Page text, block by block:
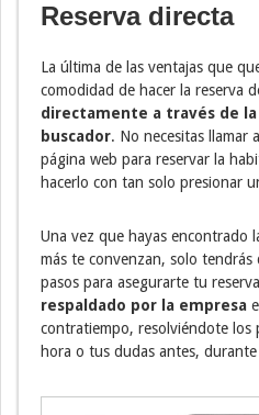
Reserva directa
La última de las ventajas que
comodidad de hacer la reserva
directamente a través de
buscador. No necesitas llamar
página web para reservar la
hacerlo con tan solo presionar
Una vez que hayas encontrado
más te convenzan, solo tendrás
pasos para asegurarte tu
respaldado por la empresa
contratiempo, resolviéndote los
hora o tus dudas antes,